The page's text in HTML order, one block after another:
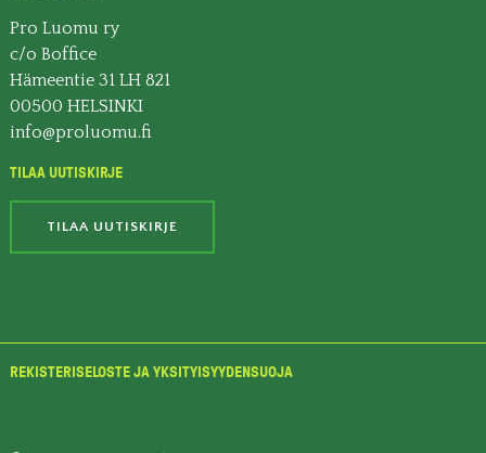
Pro Luomu ry
c/o Boffice
Hämeentie 31 LH 821
00500 HELSINKI
info@proluomu.fi
TILAA UUTISKIRJE
TILAA UUTISKIRJE
REKISTERISELOSTE JA YKSITYISYYDENSUOJA